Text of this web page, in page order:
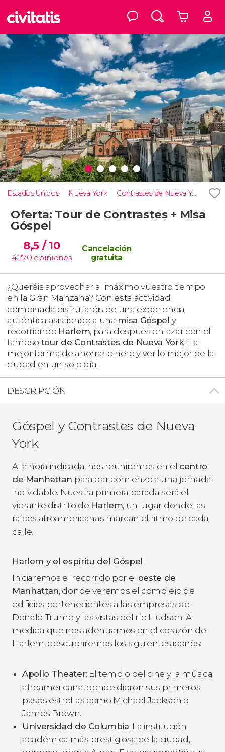
Estados Unidos Nueva York Contrastes de Nueva York
Oferta: Tour de Contrastes + Misa
Góspel
8,5 / 10
4.270 opiniones
Cancelación
gratuita
¿Queréis aprovechar al máximo vuestro tiempo
en la Gran Manzana? Con esta actividad
combinada disfrutaréis de una experiencia
auténtica asistiendo a una misa Góspel y
recorriendo Harlem, para después enlazar con el
famoso tour de Contrastes de Nueva York. ¡La
mejor forma de ahorrar dinero y ver lo mejor de la
ciudad en un solo día!
DESCRIPCIÓN
Góspel y Contrastes de Nueva
York
A la hora indicada, nos reuniremos en el centro
de Manhattan para dar comienzo a una jornada
inolvidable. Nuestra primera parada será el
vibrante distrito de Harlem, un lugar donde las
raíces afroamericanas marcan el ritmo de cada
calle.
Harlem y el espíritu del Góspel
Iniciaremos el recorrido por el oeste de
Manhattan, donde veremos el complejo de
edificios pertenecientes a las empresas de
Donald Trump y las vistas del río Hudson. A
medida que nos adentramos en el corazón de
Harlem, descubriremos los siguientes iconos:
Apollo Theater: El templo del cine y la música
afroamericana, donde dieron sus primeros
pasos estrellas como Michael Jackson o
James Brown.
Universidad de Columbia: La institución
académica más prestigiosa de la ciudad,